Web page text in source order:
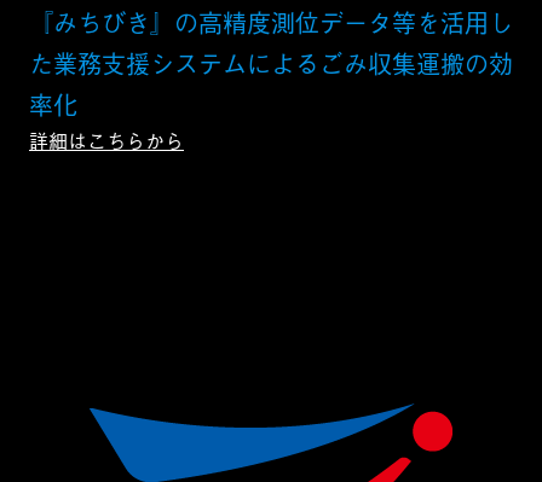
『みちびき』の高精度測位データ等を活用し
た業務支援システムによるごみ収集運搬の効
率化
詳細はこちらから